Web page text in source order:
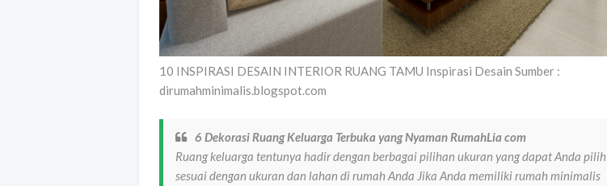
10 INSPIRASI DESAIN INTERIOR RUANG TAMU Inspirasi Desain Sumber :
dirumahminimalis.blogspot.com
6 Dekorasi Ruang Keluarga Terbuka yang Nyaman RumahLia com
Ruang keluarga tentunya hadir dengan berbagai pilihan ukuran yang dapat Anda pilih
sesuai dengan ukuran dan lahan di rumah Anda Jika Anda memiliki rumah minimalis